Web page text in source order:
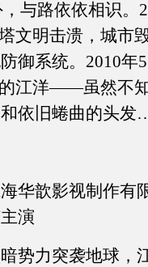
路依依相识。
文明击溃，城市
御系统。2010年
江洋——虽然不
和依旧蜷曲的头
华歆影视制作有
演
力突袭地球，